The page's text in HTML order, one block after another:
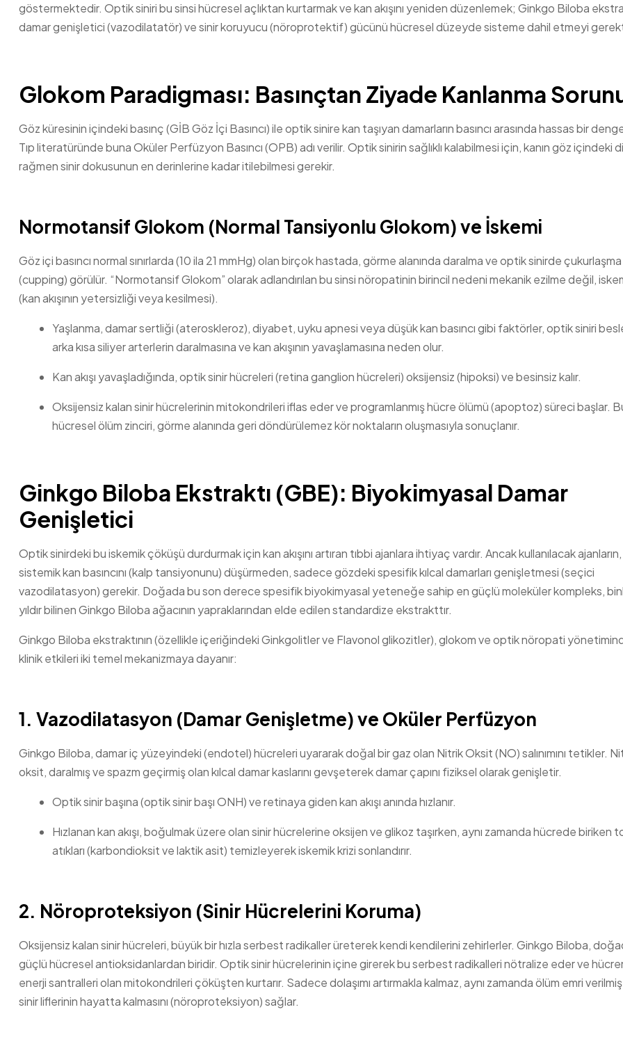
göstermektedir. Optik siniri bu sinsi hücresel açlıktan kurtarmak ve kan akışını yeniden düzenlemek; Ginkgo Biloba
damar genişletici (vazodilatatör) ve sinir koruyucu (nöroprotektif) gücünü hücresel düzeyde sisteme dahil etmeyi
Glokom Paradigması: Basınçtan Ziyade Kanlanma
Göz küresinin içindeki basınç (GİB Göz İçi Basıncı) ile optik sinire kan taşıyan damarların basıncı arasında hassas bir
Tıp literatüründe buna Oküler Perfüzyon Basıncı (OPB) adı verilir. Optik sinirin sağlıklı kalabilmesi için, kanın göz içindeki
rağmen sinir dokusunun en derinlerine kadar itilebilmesi gerekir.
Normotansif Glokom (Normal Tansiyonlu Glokom) ve İskemi
Göz içi basıncı normal sınırlarda (10 ila 21 mmHg) olan birçok hastada, görme alanında daralma ve optik sinirde çukurlaşma
(cupping) görülür. “Normotansif Glokom” olarak adlandırılan bu sinsi nöropatinin birincil nedeni mekanik ezilme değil,
(kan akışının yetersizliği veya kesilmesi).
Yaşlanma, damar sertliği (ateroskleroz), diyabet, uyku apnesi veya düşük kan basıncı gibi faktörler, optik siniri
arka kısa siliyer arterlerin daralmasına ve kan akışının yavaşlamasına neden olur.
Kan akışı yavaşladığında, optik sinir hücreleri (retina ganglion hücreleri) oksijensiz (hipoksi) ve besinsiz kalır.
Oksijensiz kalan sinir hücrelerinin mitokondrileri iflas eder ve programlanmış hücre ölümü (apoptoz) süreci başlar.
hücresel ölüm zinciri, görme alanında geri döndürülemez kör noktaların oluşmasıyla sonuçlanır.
Ginkgo Biloba Ekstraktı (GBE): Biyokimyasal Damar
Genişletici
Optik sinirdeki bu iskemik çöküşü durdurmak için kan akışını artıran tıbbi ajanlara ihtiyaç vardır. Ancak kullanılacak ajanların,
sistemik kan basıncını (kalp tansiyonunu) düşürmeden, sadece gözdeki spesifik kılcal damarları genişletmesi (seçici
vazodilatasyon) gerekir. Doğada bu son derece spesifik biyokimyasal yeteneğe sahip en güçlü moleküler kompleks,
yıldır bilinen Ginkgo Biloba ağacının yapraklarından elde edilen standardize ekstrakttır.
Ginkgo Biloba ekstraktının (özellikle içeriğindeki Ginkgolitler ve Flavonol glikozitler), glokom ve optik nöropati
klinik etkileri iki temel mekanizmaya dayanır:
1. Vazodilatasyon (Damar Genişletme) ve Oküler Perfüzyon
Ginkgo Biloba, damar iç yüzeyindeki (endotel) hücreleri uyararak doğal bir gaz olan Nitrik Oksit (NO) salınımını tetikler.
oksit, daralmış ve spazm geçirmiş olan kılcal damar kaslarını gevşeterek damar çapını fiziksel olarak genişletir.
Optik sinir başına (optik sinir başı ONH) ve retinaya giden kan akışı anında hızlanır.
Hızlanan kan akışı, boğulmak üzere olan sinir hücrelerine oksijen ve glikoz taşırken, aynı zamanda hücrede biriken
atıkları (karbondioksit ve laktik asit) temizleyerek iskemik krizi sonlandırır.
2. Nöroproteksiyon (Sinir Hücrelerini Koruma)
Oksijensiz kalan sinir hücreleri, büyük bir hızla serbest radikaller üreterek kendi kendilerini zehirlerler. Ginkgo Biloba,
güçlü hücresel antioksidanlardan biridir. Optik sinir hücrelerinin içine girerek bu serbest radikalleri nötralize eder ve
enerji santralleri olan mitokondrileri çöküşten kurtarır. Sadece dolaşımı artırmakla kalmaz, aynı zamanda ölüm emri
sinir liflerinin hayatta kalmasını (nöroproteksiyon) sağlar.